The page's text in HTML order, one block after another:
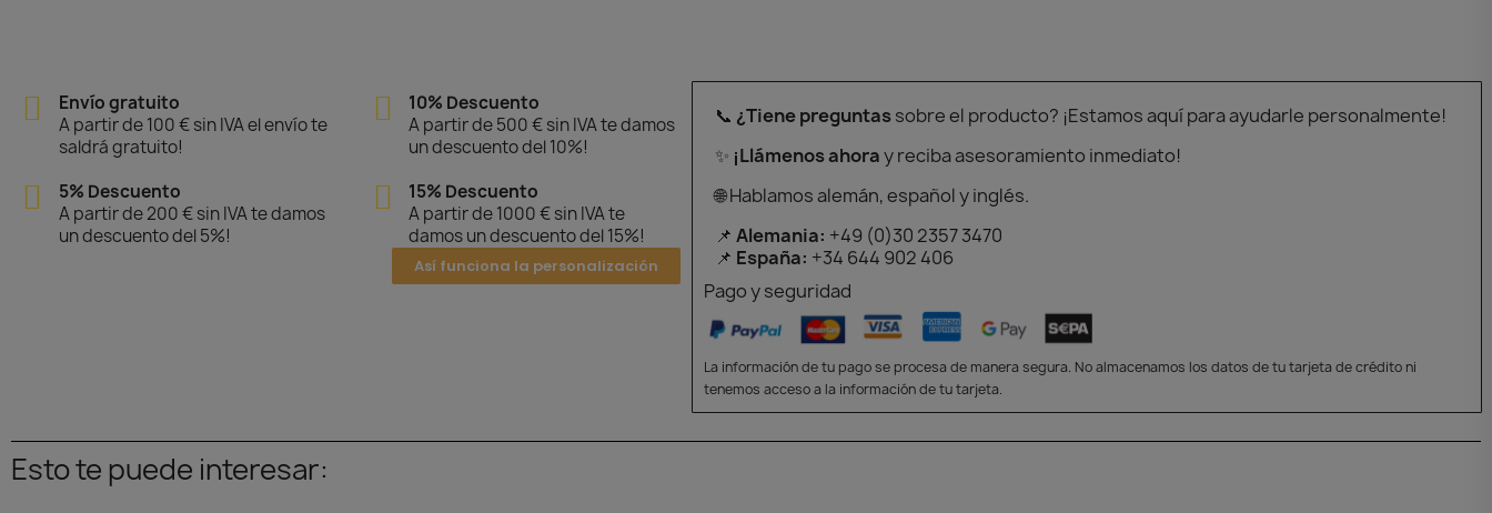
Envío gratuito
A partir de 100 € sin IVA el envío te
saldrá gratuito!
5% Descuento
A partir de 200 € sin IVA te damos
un descuento del 5%!
10% Descuento
A partir de 500 € sin IVA te damos
un descuento del 10%!
15% Descuento
A partir de 1000 € sin IVA te
damos un descuento del 15%!
Así funciona la personalización
📞 ¿Tiene preguntassobre el producto? ¡Estamos aquí para ayudarle personalmente!
✨ ¡Llámenos ahoray reciba asesoramiento inmediato!
🌐 Hablamos alemán, español y inglés.
📌 Alemania: +49 (0)30 2357 3470
📌 España: +34 644 902 406
Pago y seguridad
La información de tu pago se procesa de manera segura. No almacenamos los datos de tu tarjeta de crédito ni
tenemos acceso a la información de tu tarjeta.
Esto te puede interesar: